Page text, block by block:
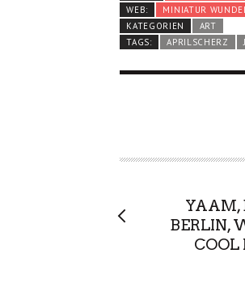
WEB:
MINIATUR
KATEGORIEN
ART
TAGS:
APRILSCHERZ
YAAM,
BERLIN,
COOL